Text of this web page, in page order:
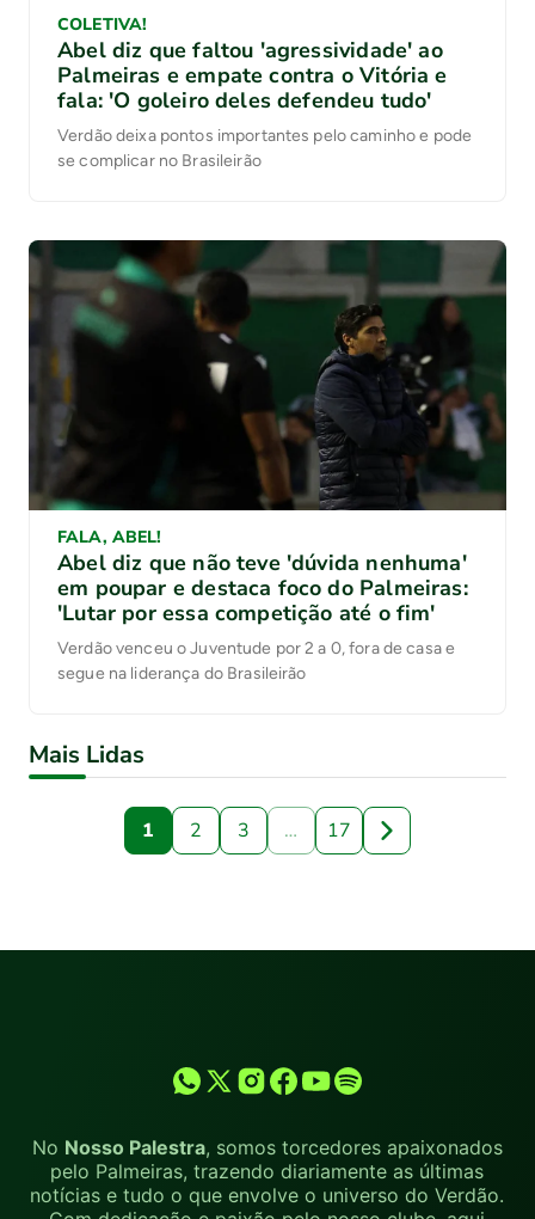
COLETIVA!
Abel diz que faltou 'agressividade' ao
Palmeiras e empate contra o Vitória e
fala: 'O goleiro deles defendeu tudo'
Verdão deixa pontos importantes pelo caminho e pode
se complicar no Brasileirão
FALA, ABEL!
Abel diz que não teve 'dúvida nenhuma'
em poupar e destaca foco do Palmeiras:
'Lutar por essa competição até o fim'
Verdão venceu o Juventude por 2 a 0, fora de casa e
segue na liderança do Brasileirão
Mais Lidas
1 2 3 … 17
No Nosso Palestra, somos torcedores apaixonados
pelo Palmeiras, trazendo diariamente as últimas
notícias e tudo o que envolve o universo do Verdão.